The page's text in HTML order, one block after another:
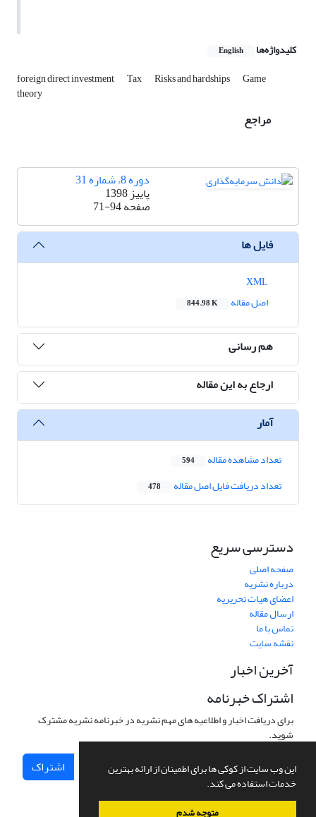
این وب سایت از کوکی ها برای اطمینان از ارائه بهترین
خدمات استفاده می کند.
متوجه شدم
کلیدواژه‌ها English
foreign direct investment Tax Risks and hardships Game
theory
مراجع
دوره 8، شماره 31
پاییز 1398
صفحه71-94
فایل ها
اصل مقاله
844.98 K
هم رسانی
ارجاع به این مقاله
آمار
تعداد مشاهده مقاله 594
تعداد دریافت فایل اصل مقاله 478
دسترسی سریع
صفحه اصلی
درباره نشریه
اعضای هیات تحریریه
ارسال مقاله
تماس با ما
نقشه سایت
آخرین اخبار
اشتراک خبرنامه
برای دریافت اخبار و اطلاعیه های مهم نشریه در خبرنامه نشریه مشترک
شوید.
اشتراک